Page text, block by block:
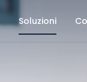
Soluzioni